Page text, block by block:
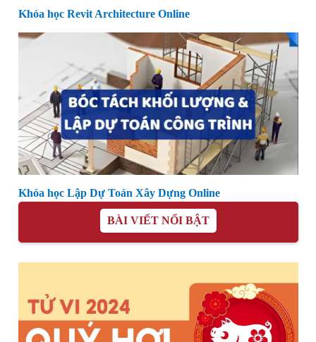
Khóa học Revit Architecture Online
Khóa học Lập Dự Toán Xây Dựng Online
BÀI VIẾT NỔI BẬT